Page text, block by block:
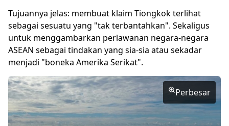
Tujuannya jelas: membuat klaim Tiongkok terlihat
sebagai sesuatu yang "tak terbantahkan". Sekaligus
untuk menggambarkan perlawanan negara-negara
ASEAN sebagai tindakan yang sia-sia atau sekadar
menjadi "boneka Amerika Serikat".
Perbesar